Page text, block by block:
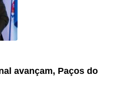
avançam, Paços do